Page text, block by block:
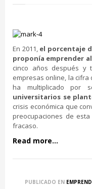
En 2011,el porcentaje
proponía emprender
cinco años después y
empresas online, la cifra
ha multiplicado por
universitarios se
crisis económica que
preocupaciones de
fracaso.
Read more...
PUBLICADO EN